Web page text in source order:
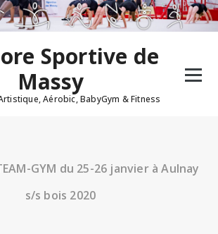
Sportive de
Massy
Aérobic, BabyGym & Fitness
GYM du 25-26 janvier à Aulnay
s/s bois 2020